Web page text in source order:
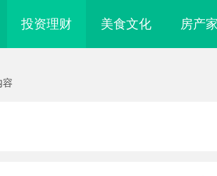
投资理财 美食文化 房产
容